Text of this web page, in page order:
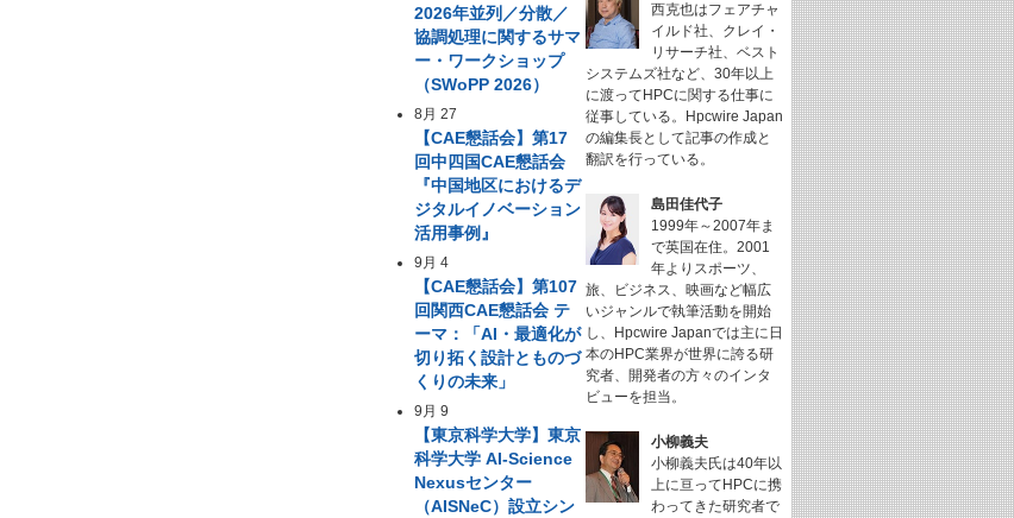
2026年並列／分散／
協調処理に関するサマ
ー・ワークショップ
（SWoPP 2026）
8月 27
【CAE懇話会】第17
回中四国CAE懇話会
『中国地区におけるデ
ジタルイノベーション
活用事例』
9月 4
【CAE懇話会】第107
回関西CAE懇話会 テ
ーマ：「AI・最適化が
切り拓く設計とものづ
くりの未来」
9月 9
【東京科学大学】東京
科学大学 AI-Science
Nexusセンター
（AISNeC）設立シン
西克也はフェアチャ
イルド社、クレイ・
リサーチ社、ベスト
システムズ社など、30年以上
に渡ってHPCに関する仕事に
従事している。Hpcwire Japan
の編集長として記事の作成と
翻訳を行っている。
島田佳代子
1999年～2007年ま
で英国在住。2001
年よりスポーツ、
旅、ビジネス、映画など幅広
いジャンルで執筆活動を開始
し、Hpcwire Japanでは主に日
本のHPC業界が世界に誇る研
究者、開発者の方々のインタ
ビューを担当。
小柳義夫
小柳義夫氏は40年以
上に亘ってHPCに携
わってきた研究者で